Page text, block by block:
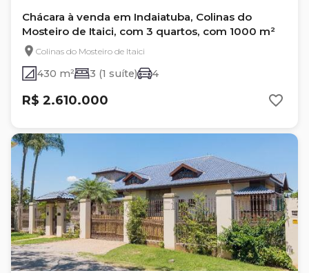
Chácara à venda em Indaiatuba, Colinas do
Mosteiro de Itaici, com 3 quartos, com 1000 m²
Colinas do Mosteiro de Itaici
430 m² 3 (1 suíte) 4
R$ 2.610.000